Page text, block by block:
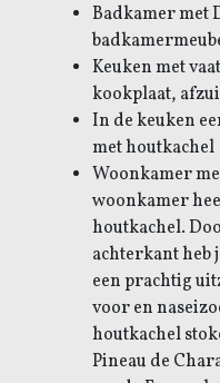
Badkamer met
Keuken met
kookplaat,
In de keuken
met houtkachel
Woonkamer
woonkamer
houtkachel.
achterkant heb
een prachtig
voor en
houtkachel
Pineau de